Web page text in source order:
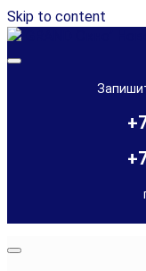
Skip to content
Остекление